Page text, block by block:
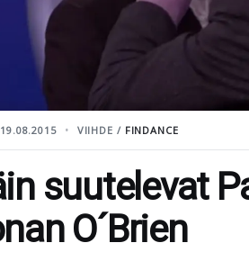
VIIHDE / FINDANCE
suutelevat
O´Brien